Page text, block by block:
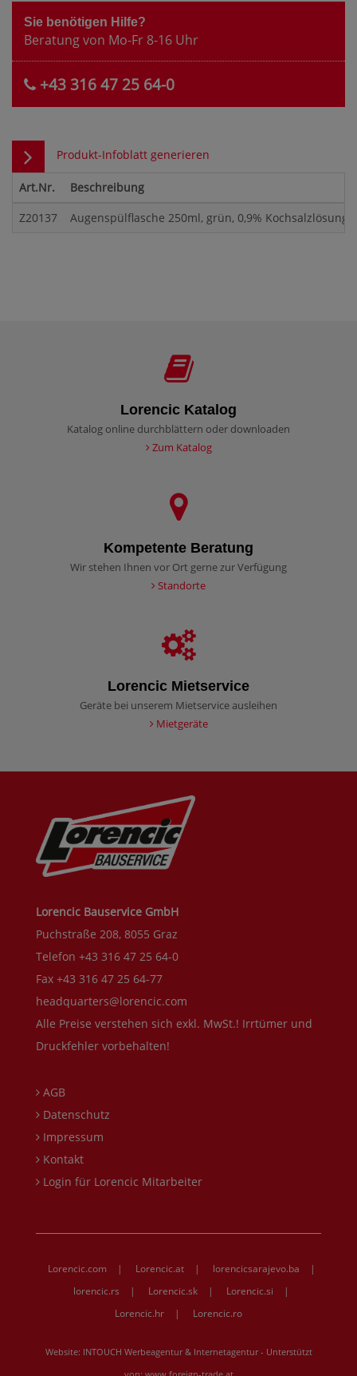
Sie benötigen Hilfe?
Beratung von Mo-Fr 8-16 Uhr
+43 316 47 25 64-0
Produkt-Infoblatt generieren
Art.Nr.
Beschreibung
Z20137
Augenspülflasche 250ml, grün, 0,9% Kochsalzlösung
Lorencic Katalog
Katalog online durchblättern oder downloaden
Zum Katalog
Kompetente Beratung
Wir stehen Ihnen vor Ort gerne zur Verfügung
Standorte
Lorencic Mietservice
Geräte bei unserem Mietservice ausleihen
Mietgeräte
Lorencic Bauservice GmbH
Puchstraße 208, 8055 Graz
Telefon +43 316 47 25 64-0
Fax +43 316 47 25 64-77
headquarters@lorencic.com
Alle Preise verstehen sich exkl. MwSt.! Irrtümer und
Druckfehler vorbehalten!
AGB
Datenschutz
Impressum
Kontakt
Login für Lorencic Mitarbeiter
Lorencic.com | Lorencic.at | lorencicsarajevo.ba
|
lorencic.rs
| Lorencic.sk | Lorencic.si
|
Lorencic.hr
| Lorencic.ro
Website: INTOUCH Werbeagentur & Internetagentur- Unterstützt